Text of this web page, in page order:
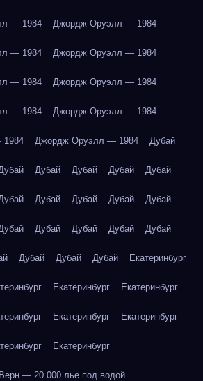
— 1984 Джордж Оруэлл — 1984
— 1984 Джордж Оруэлл — 1984
— 1984 Джордж Оруэлл — 1984
— 1984 Джордж Оруэлл — 1984
Джордж Оруэлл — 1984 Дубай
Дубай Дубай Дубай Дубай
Дубай Дубай Дубай Дубай
Дубай Дубай Дубай Дубай
Дубай Дубай Дубай Екатеринбург
Екатеринбург Екатеринбург
Екатеринбург Екатеринбург
Екатеринбург
— 20 000 лье под водой